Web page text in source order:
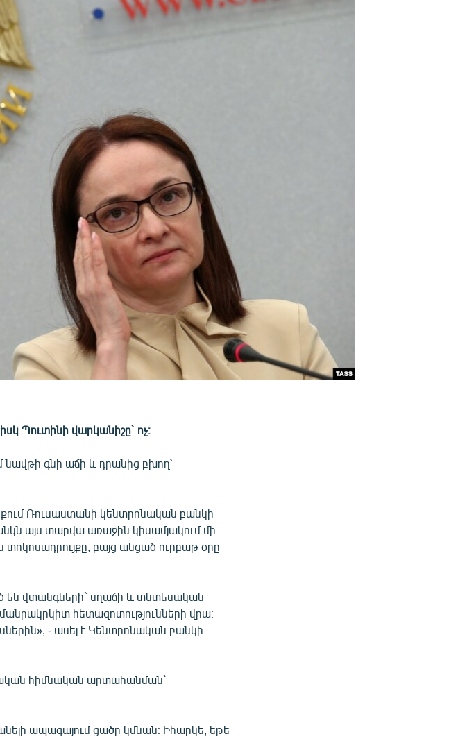
Պուտինի վարկանիշը` ոչ։
նավթի գնի աճի և դրանից բխող՝
Ռուսաստանի կենտրոնական բանկի
այս տարվա առաջին կիսամյակում մի
բայց անցած ուրբաթ օրը
են վտանգների` սղաճի և տնտեսական
հետազոտությունների վրա։
- ասել է Կենտրոնական բանկի
հիմնական արտահանման`
ապագայում ցածր կմնան։ Իհարկե, եթե